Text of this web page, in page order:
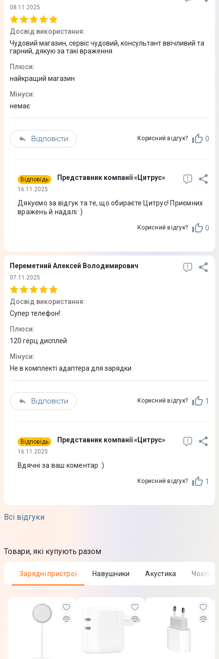
90,1%
Додатково
Пікова яскравість 1600 ніт (HDR)
Максимальна яскравість 1000 нит (типова)
Контрастність 2 000 000:1 (типова)
Haptic Touch
Кількість ядер
Графічний процесор
Процесор
Apple A19
Пам'ять
Внутрішня пам'ять
256 Гб
8 Гб
Підтримка карток пам'яті
Основна камера
Запис відео
Автофокусування
08.11.2025
Досвід використання:
Чудовий магазин, сервіс чудовий, консультант ввічливий та
гарний, дякую за такі враження
Плюси:
найкращий магазин
Мінуси:
немає
Відповісти Корисний відгук? 0
Відповідь Представник компанії «Цитрус»
16.11.2025
Дякуємо за відгук та те, що обираєте Цитрус! Приємних
вражень й надалі :)
Корисний відгук? 0
Переметний Алексей Володимирович
07.11.2025
Досвід використання:
Супер телефон!
Плюси:
120 герц дисплей
Мінуси:
Не в комплекті адаптера для зарядки
Відповісти Корисний відгук? 1
Відповідь Представник компанії «Цитрус»
16.11.2025
Вдячні за ваш коментар :)
Корисний відгук? 1
Всі відгуки
Товари, які купують разом
Зарядні пристрої Навушники Акустика Чохли